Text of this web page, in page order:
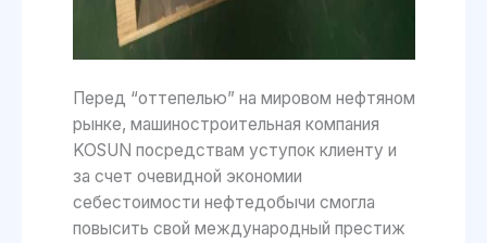
Перед “оттепелью” на мировом нефтяном
рынке, машиностроительная компания
KOSUN посредствам уступок клиенту и
за счет очевидной экономии
себестоимости нефтедобычи смогла
повысить свой международный престиж